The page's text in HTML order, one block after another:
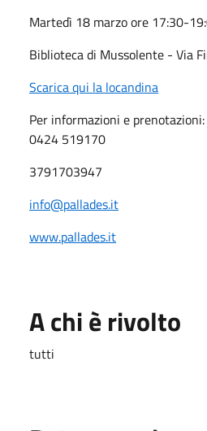
Martedì 18 marzo ore 17:30-
Biblioteca di Mussolente - Via
Scarica qui la locandina
Per informazioni e prenotazioni:
0424 519170
3791703947
info@pallades.it
www.pallades.it
A chi è rivolto
tutti